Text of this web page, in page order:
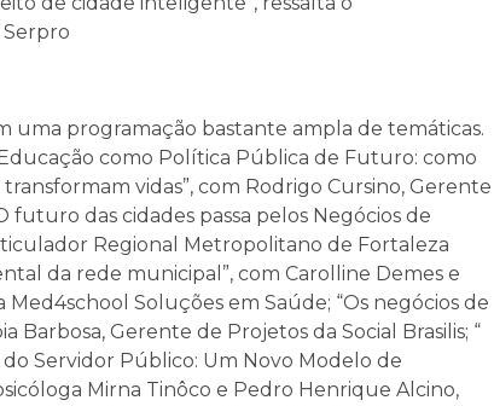
uma programação bastante ampla de temáticas.
como Política Pública de Futuro: como
vidas”, com Rodrigo Cursino, Gerente
futuro das cidades passa pelos Negócios de
Regional Metropolitano de Fortaleza
da rede municipal”, com Carolline Demes e
Soluções em Saúde; “Os negócios de
Barbosa, Gerente de Projetos da Social Brasilis; “
Servidor Público: Um Novo Modelo de
Mirna Tinôco e Pedro Henrique Alcino,